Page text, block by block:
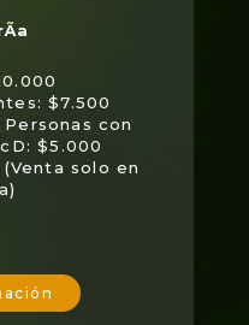
$7.500
con
$5.000
(Venta solo en